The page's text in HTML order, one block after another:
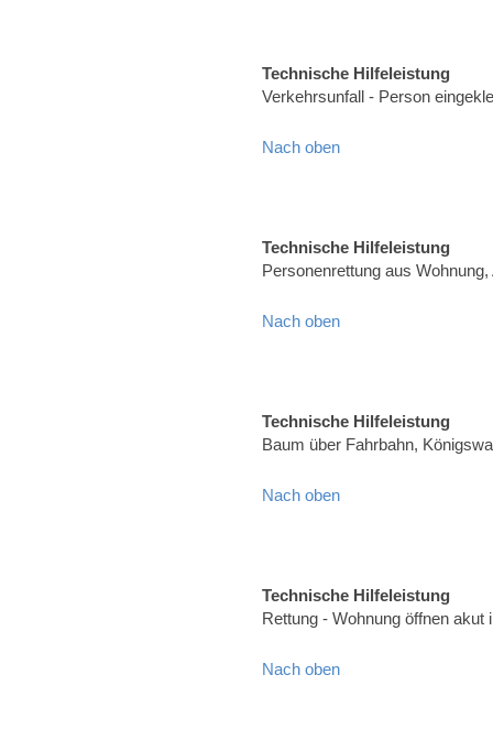
Technische Hilfeleistung
Verkehrsunfall - Person
Nach oben
Technische Hilfeleistung
Personenrettung aus
Nach oben
Technische Hilfeleistung
Baum über Fahrbahn,
Nach oben
Technische Hilfeleistung
Rettung - Wohnung öffnen
Nach oben